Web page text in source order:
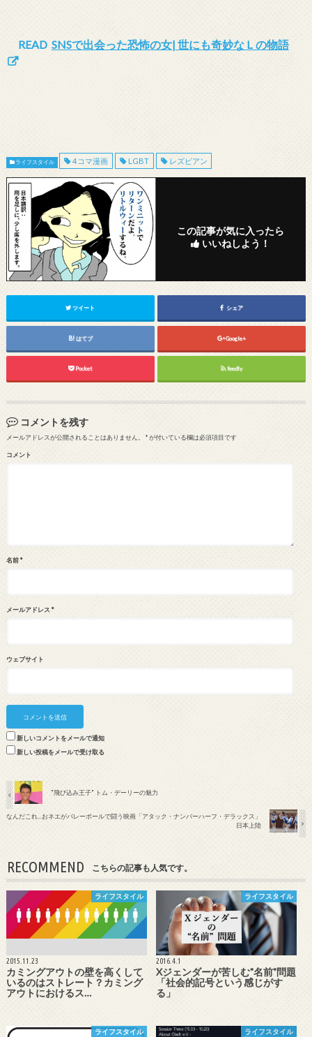
READ SNSで出会った恐怖の女| 世にも奇妙なＬの物語
ライフスタイル 4コマ漫画 LGBT レズビアン
この記事が気に入ったら
いいねしよう！
ツイート シェア
はてブ Google+
Pocket feedly
コメントを残す
メールアドレスが公開されることはありません。 *が付いている欄は必須項目です
コメント
名前 *
メールアドレス *
ウェブサイト
新しいコメントをメールで通知
新しい投稿をメールで受け取る
"飛び込み王子" トム・デーリーの魅力
なんだこれ...おネエがバレーボールで闘う映画「アタック・ナンバーハーフ・デラックス」
日本上陸
RECOMMEND こちらの記事も人気です。
ライフスタイル
2015.11.23
カミングアウトの壁を高くして
いるのはストレート？カミング
アウトにおけるス…
ライフスタイル
2016.4.1
Xジェンダーが苦しむ"名前"問題
「社会的記号という感じがす
る」
ライフスタイル ライフスタイル